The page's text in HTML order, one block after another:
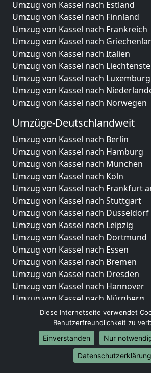
Umzug von Kassel nach Estland
Umzug von Kassel nach Finnland
Umzug von Kassel nach Frankreich
Umzug von Kassel nach
Umzug von Kassel nach Italien
Umzug von Kassel nach
Umzug von Kassel nach Luxemburg
Umzug von Kassel nach
Umzug von Kassel nach Norwegen
Umzüge-Deutschlandweit
Umzug von Kassel nach Berlin
Umzug von Kassel nach Hamburg
Umzug von Kassel nach München
Umzug von Kassel nach Köln
Umzug von Kassel nach Frankfurt
Umzug von Kassel nach Stuttgart
Umzug von Kassel nach Düsseldorf
Umzug von Kassel nach Leipzig
Umzug von Kassel nach Dortmund
Umzug von Kassel nach Essen
Umzug von Kassel nach Bremen
Umzug von Kassel nach Dresden
Umzug von Kassel nach Hannover
Umzug von Kassel nach Nürnberg
Umzug von Kassel nach Duisburg
Umzug von Kassel nach Bochum
Umzug von Kassel nach Wuppertal
Umzug von Kassel nach Bielefeld
Umzug von Kassel nach Bonn
Diese Internetseite verwendet
Benutzerfreundlichkeit zu
Einverstanden
Nur
Datenschutzerklärung